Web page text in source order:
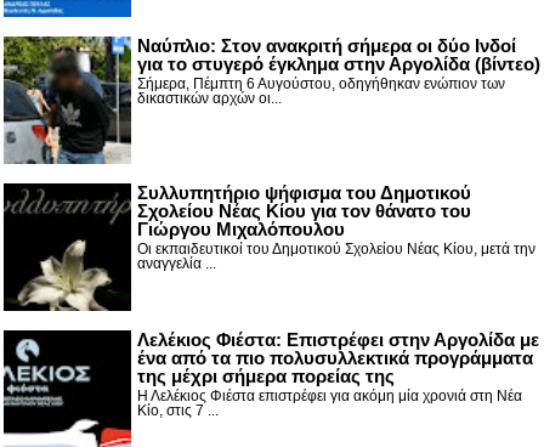
Nαύπλιο: Στον ανακριτή σήμερα οι δύο Ινδοί
για το στυγερό έγκλημα στην Αργολίδα (βίντεο)
Σήμερα, Πέμπτη 6 Αυγούστου, οδηγήθηκαν ενώπιον των
δικαστικών αρχών οι...
Συλλυπητήριο ψήφισμα του Δημοτικού
Σχολείου Νέας Κίου για τον θάνατο του
Γιώργου Μιχαλόπουλου
Οι εκπαιδευτικοί του Δημοτικού Σχολείου Νέας Κίου, μετά την
αναγγελία ...
Λελέκιος Φιέστα: Επιστρέφει στην Αργολίδα με
ένα από τα πιο πολυσυλλεκτικά προγράμματα
της μέχρι σήμερα πορείας της
Η Λελέκιος Φιέστα επιστρέφει για ακόμη μία χρονιά στη Νέα
Κίο, στις 7 ...